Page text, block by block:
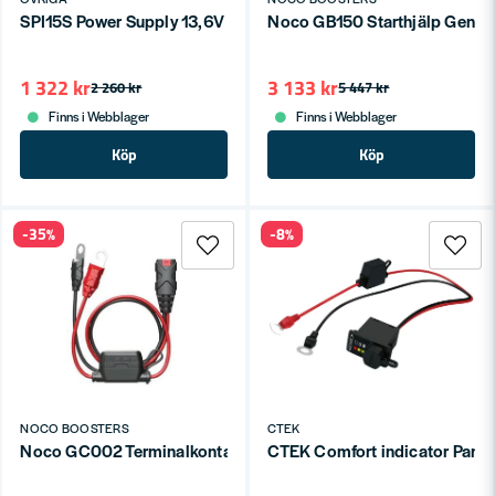
SPI15S Power Supply 13,6V stabil strömförsörjning
2 260 kr
1 322 kr
Finns i Webblager
Köp
Noco GB150 Starthjälp
5 447 kr
3 133 kr
Finns i Webblager
Köp
NOCO BOOSTERS
Noco GC002 Terminalkontakt Med Öglor
-35%
CTEK
CTEK Comfort indicator
-8%